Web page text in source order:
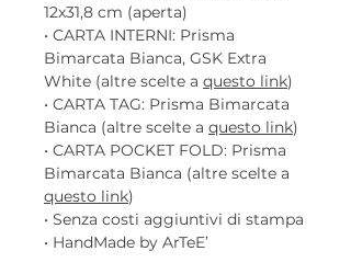
12x31,8 cm (aperta)
• CARTA INTERNI: Prisma
Bimarcata Bianca, GSK Extra
White (altre scelte a questo link)
• CARTA TAG: Prisma Bimarcata
Bianca (altre scelte a questo link)
• CARTA POCKET FOLD: Prisma
Bimarcata Bianca (altre scelte a
questo link)
• Senza costi aggiuntivi di stampa
• HandMade by ArTeE’